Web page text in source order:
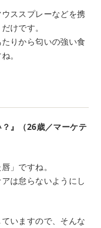
ススプレーなどを携
けです。
りから匂いの強い食
。
？』（26歳／マーケテ
」ですね。
は怠らないようにし
いますので、そんな